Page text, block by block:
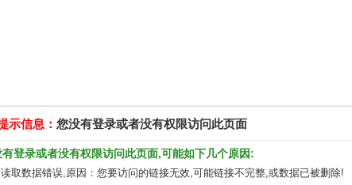
示信息： 您没有登录或者没有权限访问此页面
有登录或者没有权限访问此页面,可能如下几个原因:
取数据错误,原因：您要访问的链接无效,可能链接不完整,或数据已被删除!